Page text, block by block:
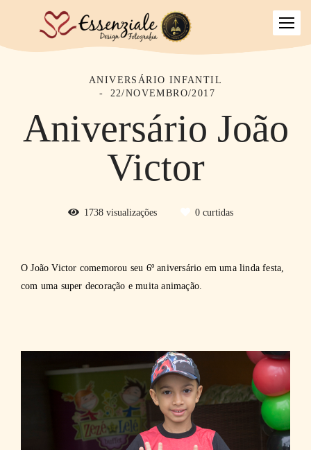
ANIVERSÁRIO INFANTIL
22/NOVEMBRO/2017
Aniversário João
Victor
1738visualizações 0curtidas
O João Victor comemorou seu 6º aniversário em uma linda festa,
com uma super decoração e muita animação.